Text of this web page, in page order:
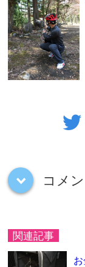
twitter
down コメ
関連記事